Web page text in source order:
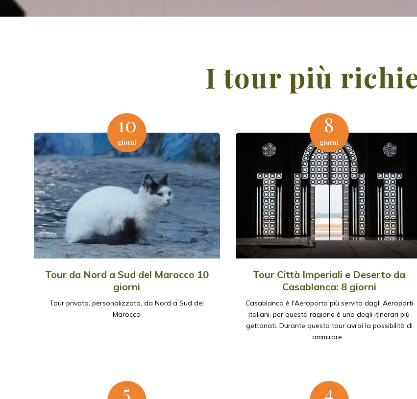
Viaggi in
Una notte sotto il cielo stellato
SCOPRI DI PIU'
Un mare di
Quando il risveglio è indimenticabile
SCOPRI DI PIU'
I tour più
10
giorni
Tour da Nord a Sud del Marocco 10
giorni
Tour privato, personalizzato, da Nord a Sud del
Marocco
8
giorni
Tour Città Imperiali e Deserto da
Casablanca: 8 giorni
Casablanca è l'Aeroporto più servito dagli Aeroporti
italiani, per questa ragione è uno degli itinerari più
gettonati. Durante questo tour avrai la possibilità di
ammirare…
5 4